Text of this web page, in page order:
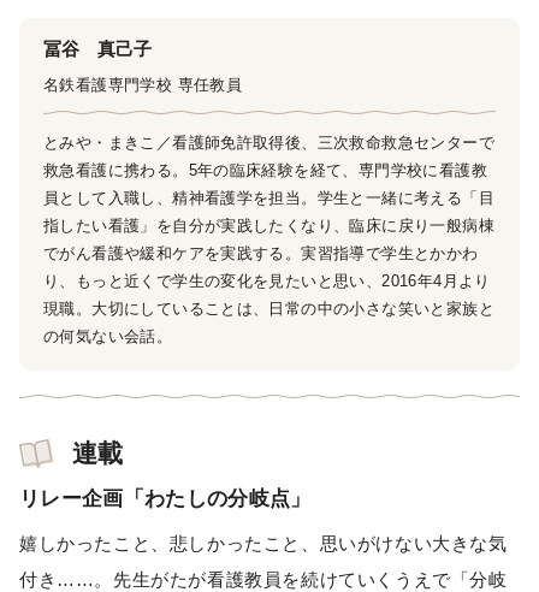
冨谷 真己子
名鉄看護専門学校 専任教員
とみや・まきこ／看護師免許取得後、三次救命救急センターで
救急看護に携わる。5年の臨床経験を経て、専門学校に看護教
員として入職し、精神看護学を担当。学生と一緒に考える「目
指したい看護」を自分が実践したくなり、臨床に戻り一般病棟
でがん看護や緩和ケアを実践する。実習指導で学生とかかわ
り、もっと近くで学生の変化を見たいと思い、2016年4月より
現職。大切にしていることは、日常の中の小さな笑いと家族と
の何気ない会話。
連載
リレー企画「わたしの分岐点」
嬉しかったこと、悲しかったこと、思いがけない大きな気
付き……。先生がたが看護教員を続けていくうえで「分岐